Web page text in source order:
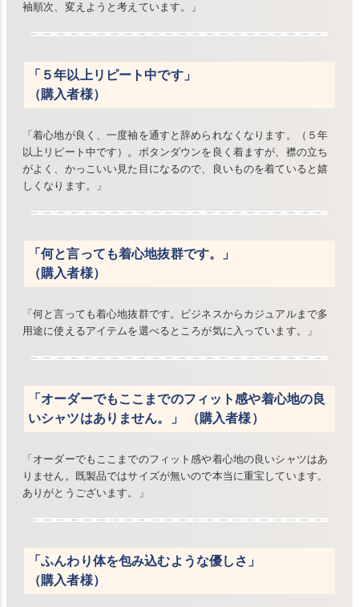
袖順次、変えようと考えています。」
「５年以上リピート中です」
（購入者様）
「着心地が良く、一度袖を通すと辞められなくなります。（５年
以上リピート中です）。ボタンダウンを良く着ますが、襟の立ち
がよく、かっこいい見た目になるので、良いものを着ていると嬉
しくなります。」
「何と言っても着心地抜群です。」
（購入者様）
「何と言っても着心地抜群です。ビジネスからカジュアルまで多
用途に使えるアイテムを選べるところが気に入っています。」
「オーダーでもここまでのフィット感や着心地の良
いシャツはありません。」 （購入者様）
「オーダーでもここまでのフィット感や着心地の良いシャツはあ
りません。既製品ではサイズが無いので本当に重宝しています。
ありがとうございます。」
「ふんわり体を包み込むような優しさ」
（購入者様）